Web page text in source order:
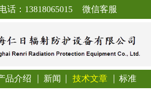
拨打电话：13818065015